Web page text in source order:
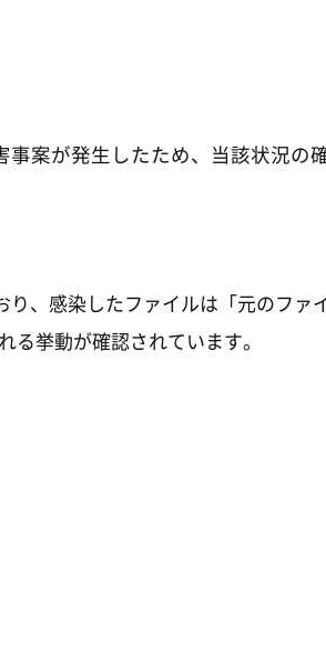
案が発生したため、当該状況の
、感染したファイルは「元のファ
る挙動が確認されています。